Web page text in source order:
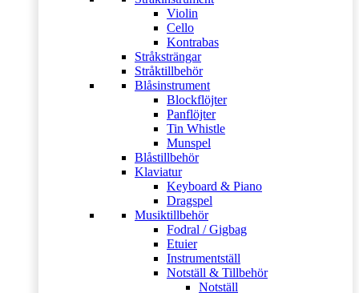
Violin
Cello
Kontrabas
Stråksträngar
Stråktillbehör
Blåsinstrument
Blockflöjter
Panflöjter
Tin Whistle
Munspel
Blåstillbehör
Klaviatur
Keyboard & Piano
Dragspel
Musiktillbehör
Fodral / Gigbag
Etuier
Instrumentställ
Notställ & Tillbehör
Notställ